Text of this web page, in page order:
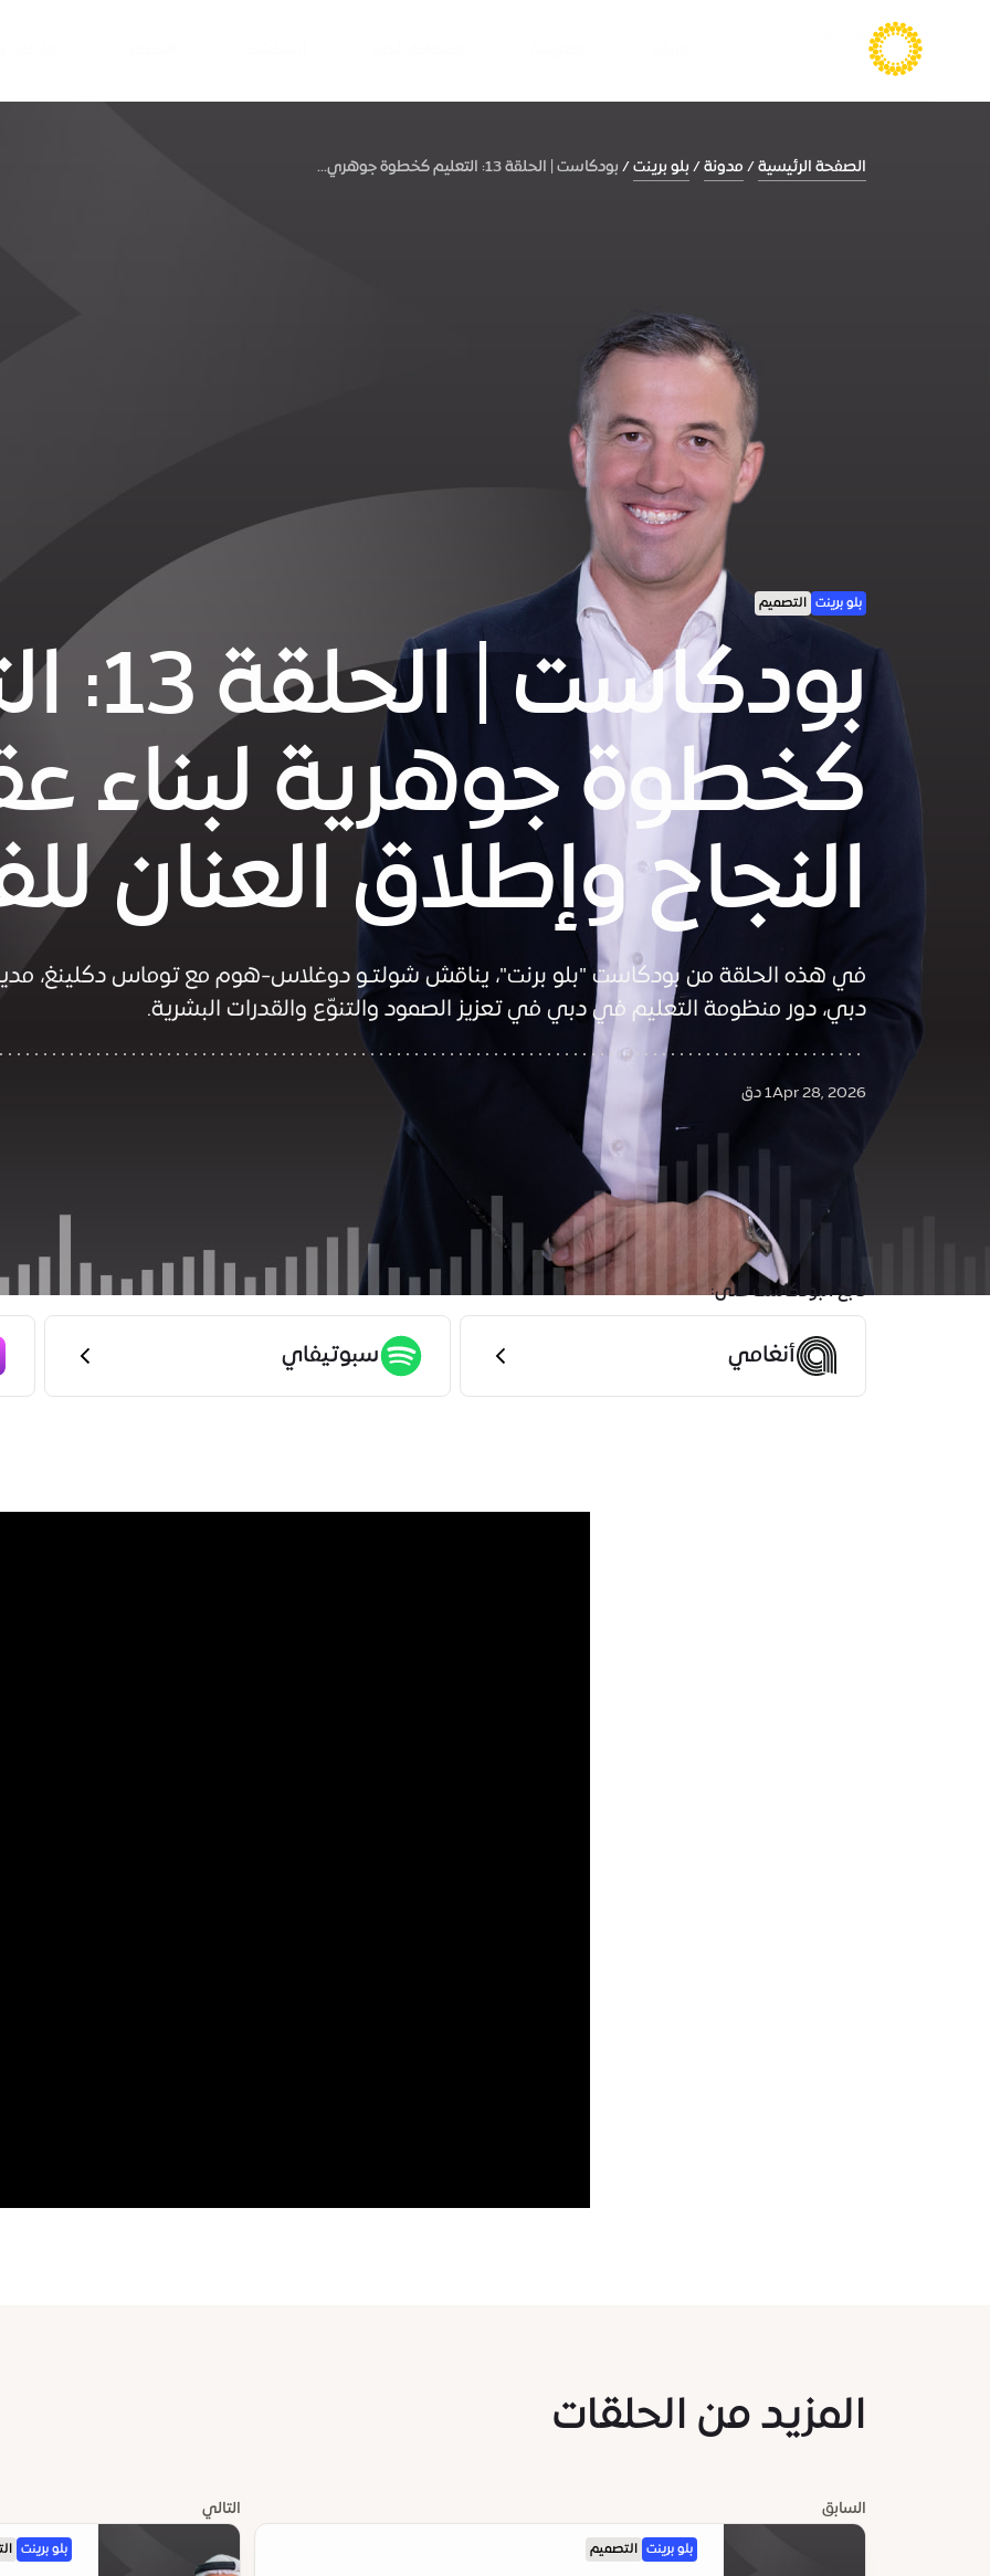
الصفحة الرئيسية مدونة بلو برينت بودكاست | الحلقة 13: التعليم كخطوة جوهري...
بلو برينت التصميم
كخطوة جوهرية لبناء
النجاح وإطلاق العنان
في هذه الحلقة من بودكاست "بلو برنت"، يناقش شولتـو دوغلاس-هوم مع توماس دكلينغ،
دبي، دور منظومة التعليم في دبي في تعزيز الصمود والتنوّع والقدرات البشرية.
Apr 28, 20261 دق
تابع البودكاست على:
أنغامي سبوتيفاي
المزيد من الحلقات
السابق
بلو برينت التصميم
التالي
بلو برينت